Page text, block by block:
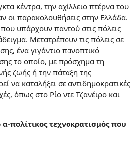
κέντρα, την αχίλλειο πτέρνα του
οι παρακολουθήσεις στην Ελλάδα.
υπάρχουν παντού στις πόλεις
Μετατρέπουν τις πόλεις σε
ένα γιγάντιο πανοπτικό
το οποίο, με πρόσχημα τη
ζωής ή την πάταξη της
να καταλήξει σε αντιδημοκρατικές
όπως στο Ρίο ντε Τζανέιρο και
πολίτικος τεχνοκρατισμός που